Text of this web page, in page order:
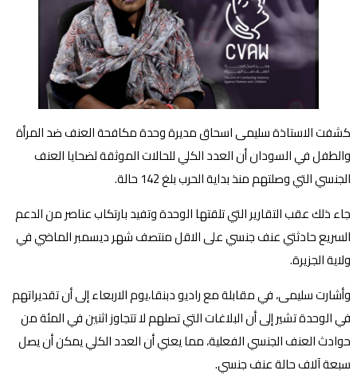
كشفت الاستاذة سليمى اسحاق مديرة وحدة مكافحة العنف ضد المرأة
والطفل في السودان أن العدد الكلي للحالات الموثقة لضحايا العنف
الجنسي التي وصلتهم منذ بداية الحرب بلغ 142 حالة.
جاء ذلك عقب التقارير التي تلقتها الوحدة وتفيد بارتكاب عناصر من الدعم
السريع حادثتي عنف جنسي على الاقل منتصف شهر ديسمبر الماضي في
ولاية الجزيرة.
وأشارت سليمى، في مقابلة مع راديو دبنقا،يوم الاربعاء إلى أن تقديراتهم
في الوحدة تشير إلى أن البلاغات التي تصلهم لا تتجاوز اثنين في المئة من
حوادث العنف الجنسي الفعلية، مما يعني أن العدد الكلي يمكن أن يصل
سبعة آلاف حالة عنف جنسي.